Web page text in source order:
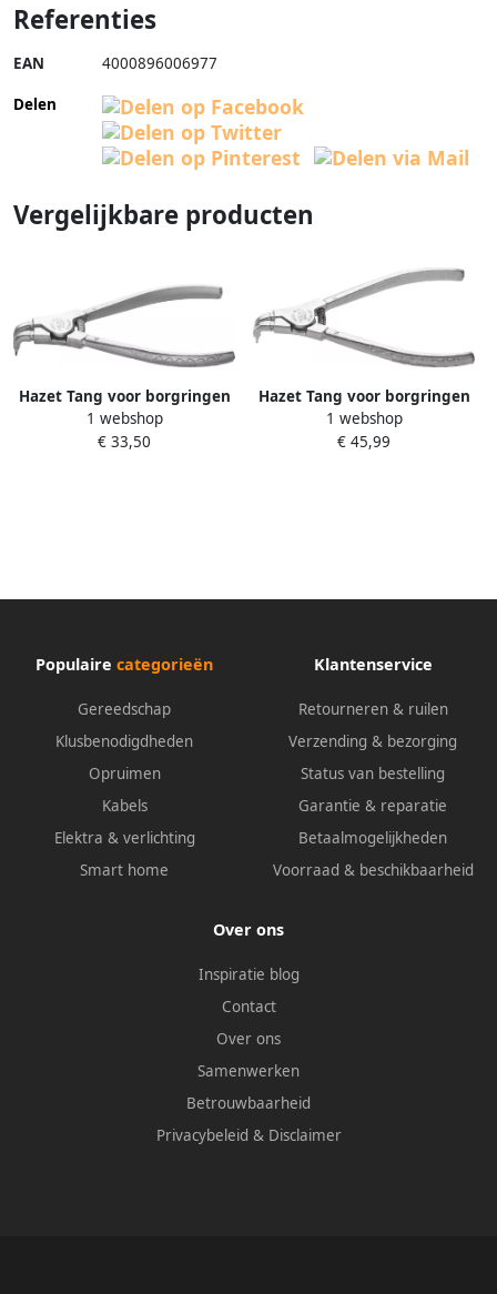
Referenties
EAN 4000896006977
Delen
Vergelijkbare producten
Hazet Tang voor borgringen
1846D-1 · Lengte: 140 mm
1 webshop
€ 33,50
Hazet Tang voor borgringen
1846D-0 · Lengte: 139 mm
1 webshop
€ 45,99
Populaire categorieën
Gereedschap
Klusbenodigdheden
Opruimen
Kabels
Elektra & verlichting
Smart home
Klantenservice
Retourneren & ruilen
Verzending & bezorging
Status van bestelling
Garantie & reparatie
Betaalmogelijkheden
Voorraad & beschikbaarheid
Over ons
Inspiratie blog
Contact
Over ons
Samenwerken
Betrouwbaarheid
Privacybeleid & Disclaimer